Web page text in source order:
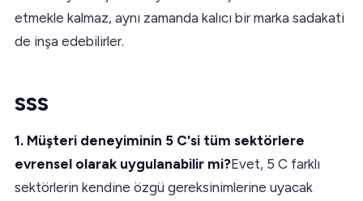
etmekle kalmaz, aynı zamanda kalıcı bir marka sadakati
de inşa edebilirler.
SSS
1. Müşteri deneyiminin 5 C'si tüm sektörlere
evrensel olarak uygulanabilir mi?Evet, 5 C farklı
sektörlerin kendine özgü gereksinimlerine uyacak